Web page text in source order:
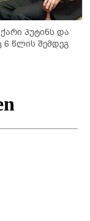
პუტინს და
6 წლის შემდეგ